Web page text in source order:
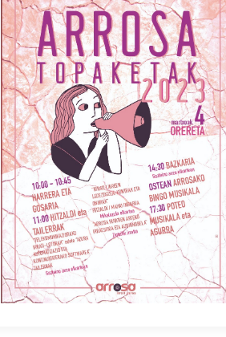
Azaroak 6 Iurretan Arrosa
sarearen IX. topaketak
2021/10/04
Berria egunkarian
elkarrizketa Arrosaren 20
urteez
2021/07/06
Arrosaren laburpen bideoa
Hamaika Telebistaren eskutik
2021/06/30